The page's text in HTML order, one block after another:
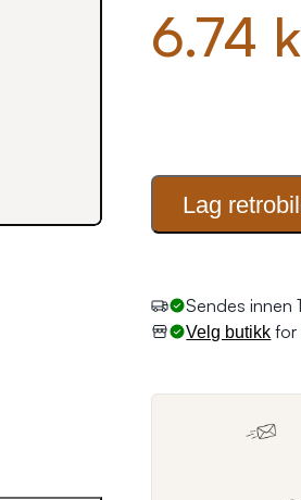
6.74
Lag
Sendes innen
Velg butikk for